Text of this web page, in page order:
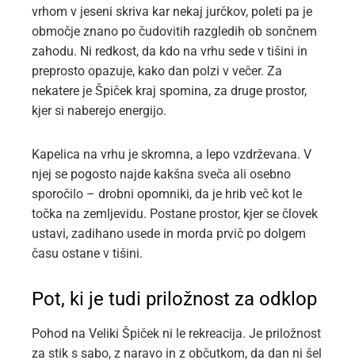
vrhom v jeseni skriva kar nekaj jurčkov, poleti pa je
območje znano po čudovitih razgledih ob sončnem
zahodu. Ni redkost, da kdo na vrhu sede v tišini in
preprosto opazuje, kako dan polzi v večer. Za
nekatere je Špiček kraj spomina, za druge prostor,
kjer si naberejo energijo.
Kapelica na vrhu je skromna, a lepo vzdrževana. V
njej se pogosto najde kakšna sveča ali osebno
sporočilo – drobni opomniki, da je hrib več kot le
točka na zemljevidu. Postane prostor, kjer se človek
ustavi, zadihano usede in morda prvič po dolgem
času ostane v tišini.
Pot, ki je tudi priložnost za odklop
Pohod na Veliki Špiček ni le rekreacija. Je priložnost
za stik s sabo, z naravo in z občutkom, da dan ni šel